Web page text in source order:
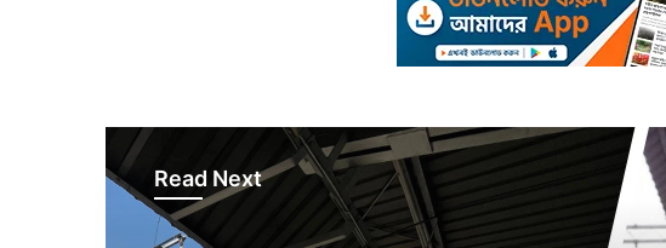
Read Next